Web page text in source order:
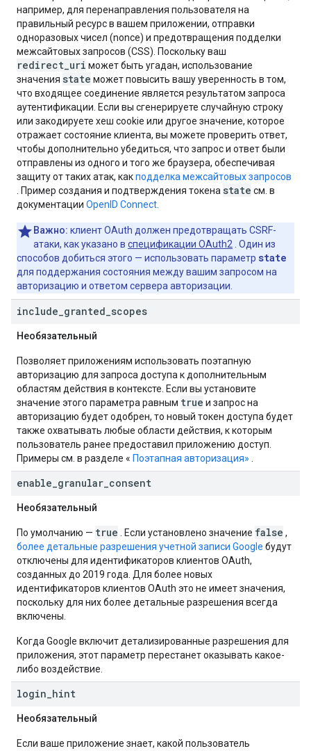
например, для перенаправления пользователя на
правильный ресурс в вашем приложении, отправки
одноразовых чисел (nonce) и предотвращения подделки
межсайтовых запросов (CSS). Поскольку ваш
redirect_uri может быть угадан, использование
значения state может повысить вашу уверенность в том,
что входящее соединение является результатом запроса
аутентификации. Если вы сгенерируете случайную строку
или закодируете хеш cookie или другое значение, которое
отражает состояние клиента, вы можете проверить ответ,
чтобы дополнительно убедиться, что запрос и ответ были
отправлены из одного и того же браузера, обеспечивая
защиту от таких атак, какподделка межсайтовых запросов
. Пример создания и подтверждения токена state см. в
документации OpenID Connect.
Важно: клиент OAuth должен предотвращать CSRF-
атаки, как указано в спецификации OAuth2 . Один из
способов добиться этого — использовать параметр state
для поддержания состояния между вашим запросом на
авторизацию и ответом сервера авторизации.
include granted scopes
Необязательный
Позволяет приложениям использовать поэтапную
авторизацию для запроса доступа к дополнительным
областям действия в контексте. Если вы установите
значение этого параметра равным true и запрос на
авторизацию будет одобрен, то новый токен доступа будет
также охватывать любые области действия, к которым
пользователь ранее предоставил приложению доступ.
Примеры см. в разделе « Поэтапная авторизация»
enable granular consent
Необязательный
По умолчанию — true . Если установлено значение false ,
более детальные разрешения учетной записи Google будут
отключены для идентификаторов клиентов OAuth,
созданных до 2019 года. Для более новых
идентификаторов клиентов OAuth это не имеет значения,
поскольку для них более детальные разрешения всегда
включены.
Когда Google включит детализированные разрешения для
приложения, этот параметр перестанет оказывать какое-
либо воздействие.
login hint
Необязательный
Если ваше приложение знает, какой пользователь